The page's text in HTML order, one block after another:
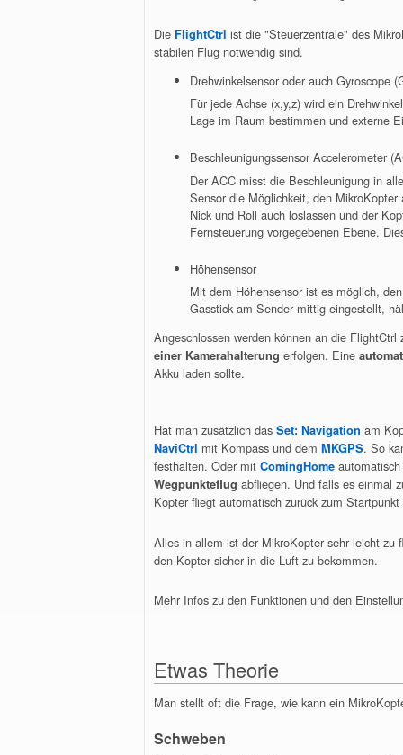
Die FlightCtrl ist die "Steuerzentrale" des
stabilen Flug notwendig sind.
Drehwinkelsensor oder auch Gyroscope
Für jede Achse (x,y,z) wird ein
Lage im Raum bestimmen und externe
Beschleunigungssensor Accelerometer
Der ACC misst die Beschleunigung in
Sensor die Möglichkeit, den
Nick und Roll auch loslassen und der
Fernsteuerung vorgegebenen Ebene.
Höhensensor
Mit dem Höhensensor ist es möglich,
Gasstick am Sender mittig eingestellt,
Angeschlossen werden können an die
einer Kamerahalterung erfolgen. Eine
Akku laden sollte.
Hat man zusätzlich das Set: Navigation am
NaviCtrl mit Kompass und dem MKGPS. So
festhalten. Oder mit ComingHome
Wegpunkteflug abfliegen. Und falls es einmal
Kopter fliegt automatisch zurück zum
Alles in allem ist der MikroKopter sehr leicht
den Kopter sicher in die Luft zu bekommen.
Mehr Infos zu den Funktionen und den
Etwas Theorie
Man stellt oft die Frage, wie kann ein
Schweben